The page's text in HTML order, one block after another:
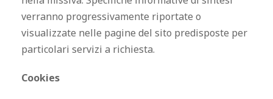
verranno progressivamente riportate o
visualizzate nelle pagine del sito predisposte per
particolari servizi a richiesta.
Cookies